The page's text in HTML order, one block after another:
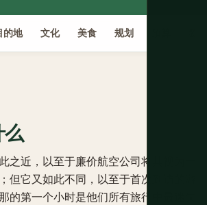
的地 文化 美食 规划
之近，以至于廉价航空公司将其视为一
但它又如此不同，以至于首次到访的游
的第一个小时是他们所有旅行中最迷失